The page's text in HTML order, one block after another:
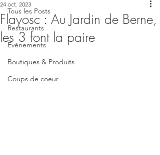
Tous les Posts
Restaurants
Evénements
Boutiques & Produits
Coups de coeur
Flayosc : Au Jardin de Berne,
les 3 font la paire
24 oct. 2023